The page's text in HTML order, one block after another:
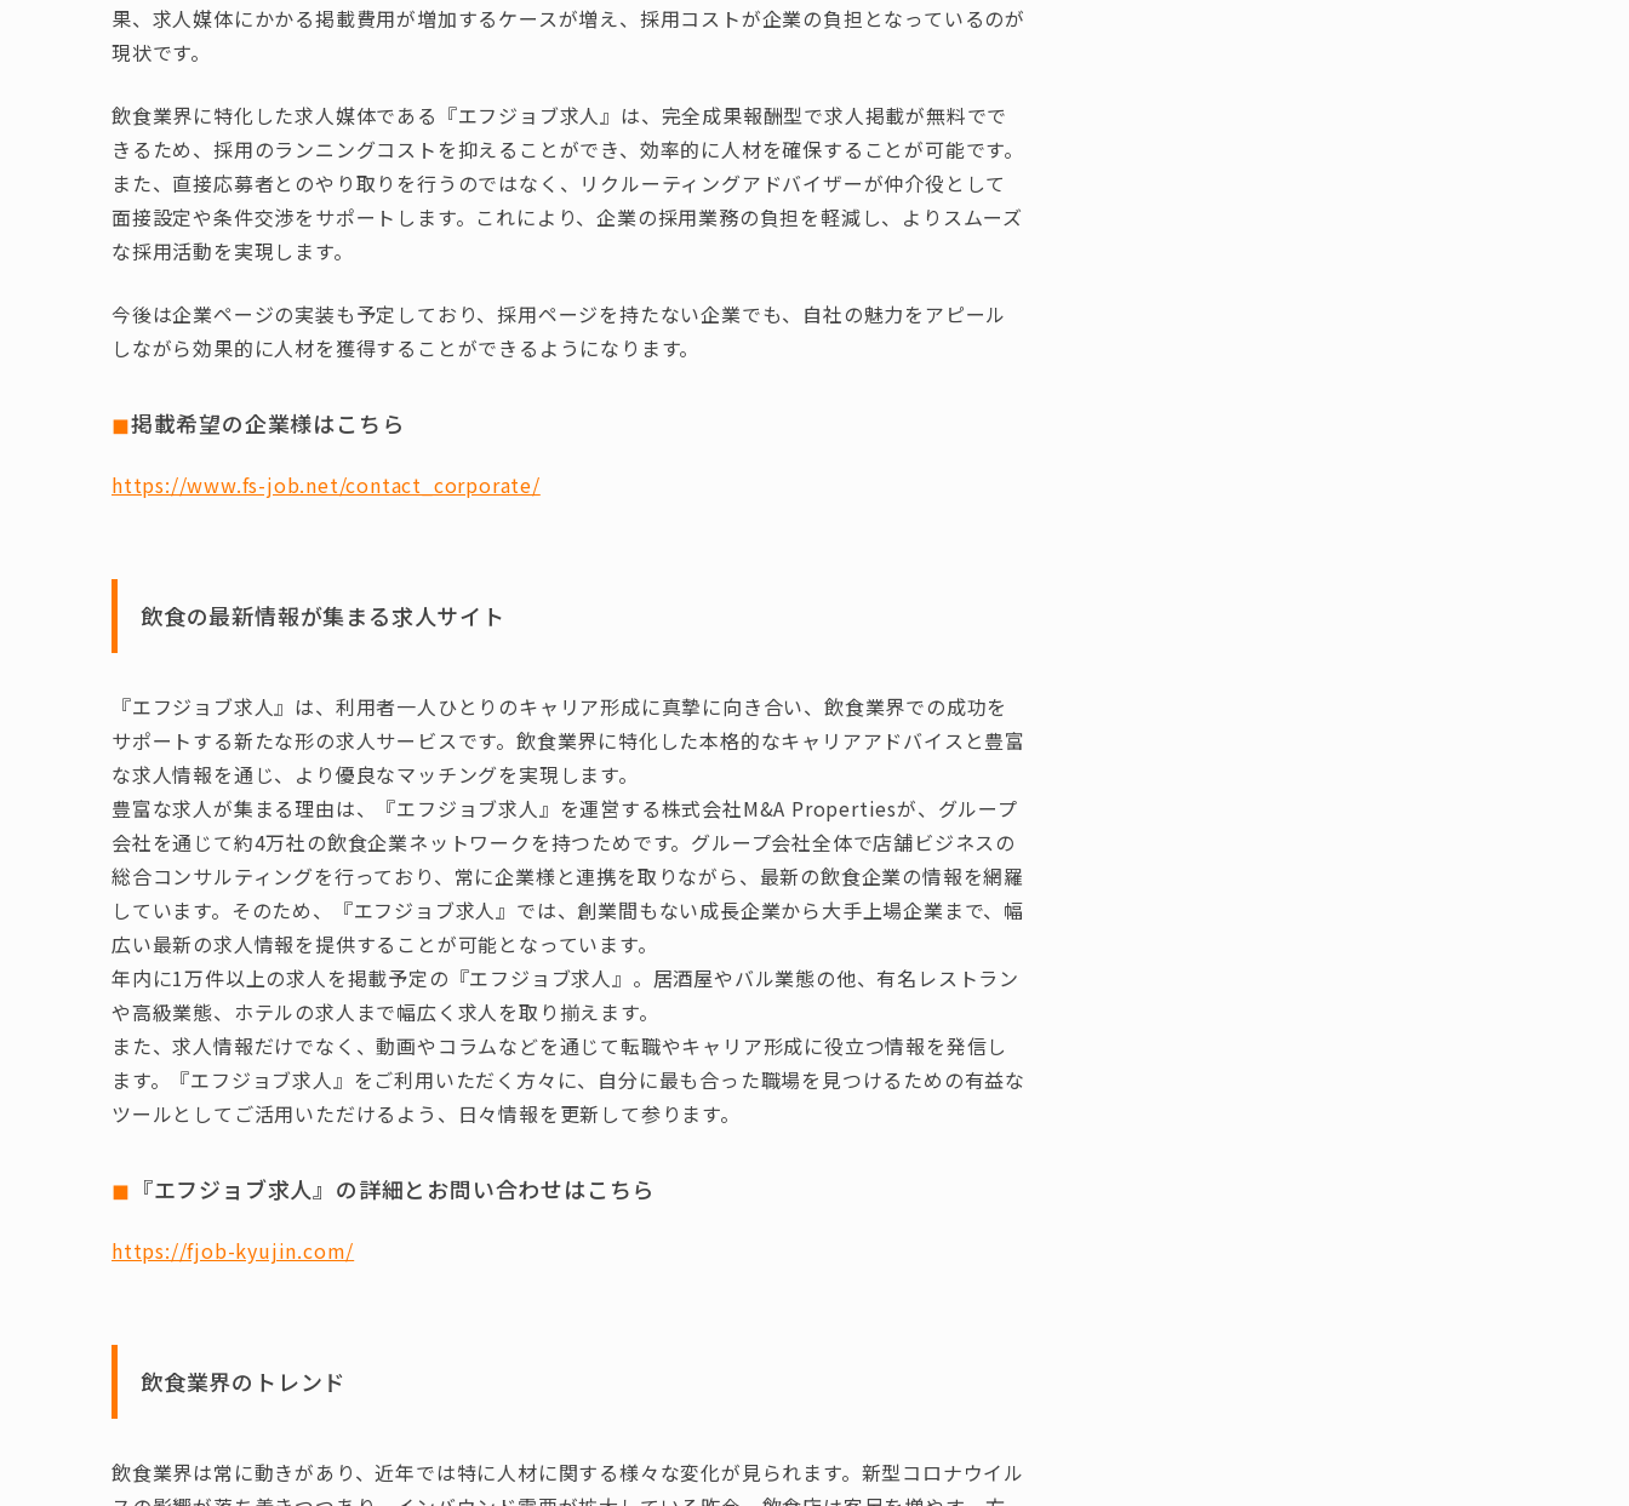
果、求人媒体にかかる掲載費用が増加するケースが増え、採用コストが企業の負担となっているのが
現状です。
飲食業界に特化した求人媒体である『エフジョブ求人』は、完全成果報酬型で求人掲載が無料でで
きるため、採用のランニングコストを抑えることができ、効率的に人材を確保することが可能です。
また、直接応募者とのやり取りを行うのではなく、リクルーティングアドバイザーが仲介役として
面接設定や条件交渉をサポートします。これにより、企業の採用業務の負担を軽減し、よりスムーズ
な採用活動を実現します。
今後は企業ページの実装も予定しており、採用ページを持たない企業でも、自社の魅力をアピール
しながら効果的に人材を獲得することができるようになります。
◼︎掲載希望の企業様はこちら
https://www.fs-job.net/contact_corporate/
飲食の最新情報が集まる求人サイト
『エフジョブ求人』は、利用者一人ひとりのキャリア形成に真摯に向き合い、飲食業界での成功を
サポートする新たな形の求人サービスです。飲食業界に特化した本格的なキャリアアドバイスと豊富
な求人情報を通じ、より優良なマッチングを実現します。
豊富な求人が集まる理由は、『エフジョブ求人』を運営する株式会社M&A Propertiesが、グループ
会社を通じて約4万社の飲食企業ネットワークを持つためです。グループ会社全体で店舗ビジネスの
総合コンサルティングを行っており、常に企業様と連携を取りながら、最新の飲食企業の情報を網羅
しています。そのため、『エフジョブ求人』では、創業間もない成長企業から大手上場企業まで、幅
広い最新の求人情報を提供することが可能となっています。
年内に1万件以上の求人を掲載予定の『エフジョブ求人』。居酒屋やバル業態の他、有名レストラン
や高級業態、ホテルの求人まで幅広く求人を取り揃えます。
また、求人情報だけでなく、動画やコラムなどを通じて転職やキャリア形成に役立つ情報を発信し
ます。『エフジョブ求人』をご利用いただく方々に、自分に最も合った職場を見つけるための有益な
ツールとしてご活用いただけるよう、日々情報を更新して参ります。
◼︎ 『エフジョブ求人』の詳細とお問い合わせはこちら
https://fjob-kyujin.com/
飲食業界のトレンド
飲食業界は常に動きがあり、近年では特に人材に関する様々な変化が見られます。新型コロナウイル